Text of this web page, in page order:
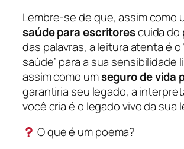
Lembre-se de que, assim como
saúde para escritorescuida do
das palavras, a leitura atenta é o
saúde” para a sua sensibilidade
assim como umseguro de vida
garantiria seu legado, a
você cria é o legado vivo da sua
O que é um poema?